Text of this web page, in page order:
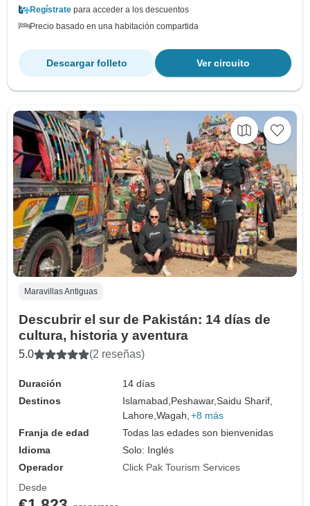
Regístrate para acceder a los descuentos
Precio basado en una habitación compartida
Ver circuito
Descargar folleto
Maravillas Antiguas
Descubrir el sur de Pakistán: 14 días de
cultura, historia y aventura
5.0 (2 reseñas)
Duración
14 días
Destinos
Islamabad, Peshawar,Saidu Sharif,
Lahore,Wagah, +8 más
Franja de edad
Todas las edades son bienvenidas
Idioma
Solo: Inglés
Operador
Click Pak Tourism Services
Desde